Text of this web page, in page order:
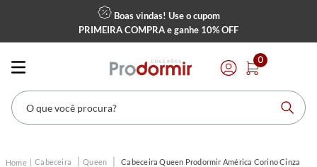
Boas vindas! Use o cupom
PRIMEIRA COMPRAe ganhe 10% OFF
0
O que você procura?
Cabeceira Queen Cabeceira Queen Prodormir América Corino Cinza